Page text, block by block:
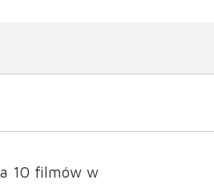
10 filmów w